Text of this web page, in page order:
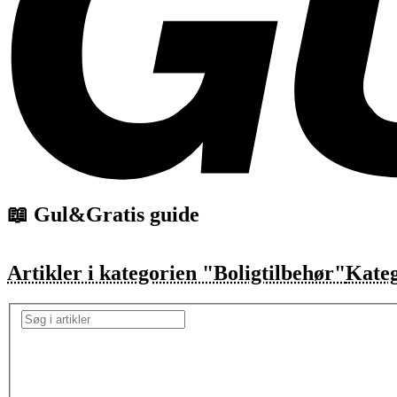
📖 Gul&Gratis guide
Artikler i kategorien "Boligtilbehør"